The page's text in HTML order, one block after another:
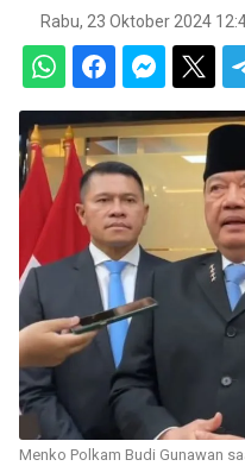
Rabu, 23 Oktober 2024
Menko Polkam Budi Gunawan